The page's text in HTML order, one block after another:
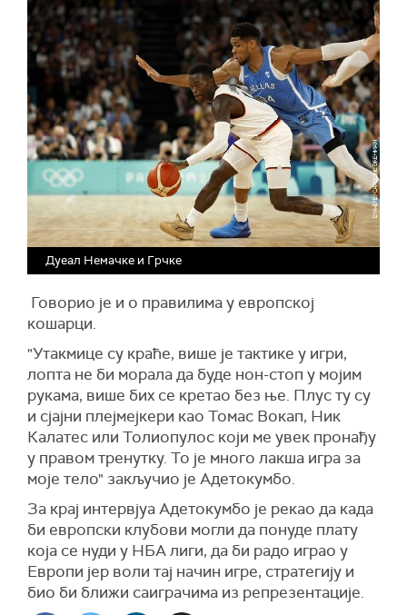
Дуеал Немачке и Грчке
Говорио је и о правилима у европској
кошарци.
"Утакмице су краће, више је тактике у игри,
лопта не би морала да буде нон-стоп у мојим
рукама, више бих се кретао без ње. Плус ту су
и сјајни плејмејкери као Томас Вокап, Ник
Калатес или Толиопулос који ме увек пронађу
у правом тренутку. То је много лакша игра за
моје тело" закључио је Адетокумбо.
За крај интервјуа Адетокумбо је рекао да када
би европски клубови могли да понуде плату
која се нуди у НБА лиги, да би радо играо у
Европи јер воли тај начин игре, стратегију и
био би ближи саиграчима из репрезентације.